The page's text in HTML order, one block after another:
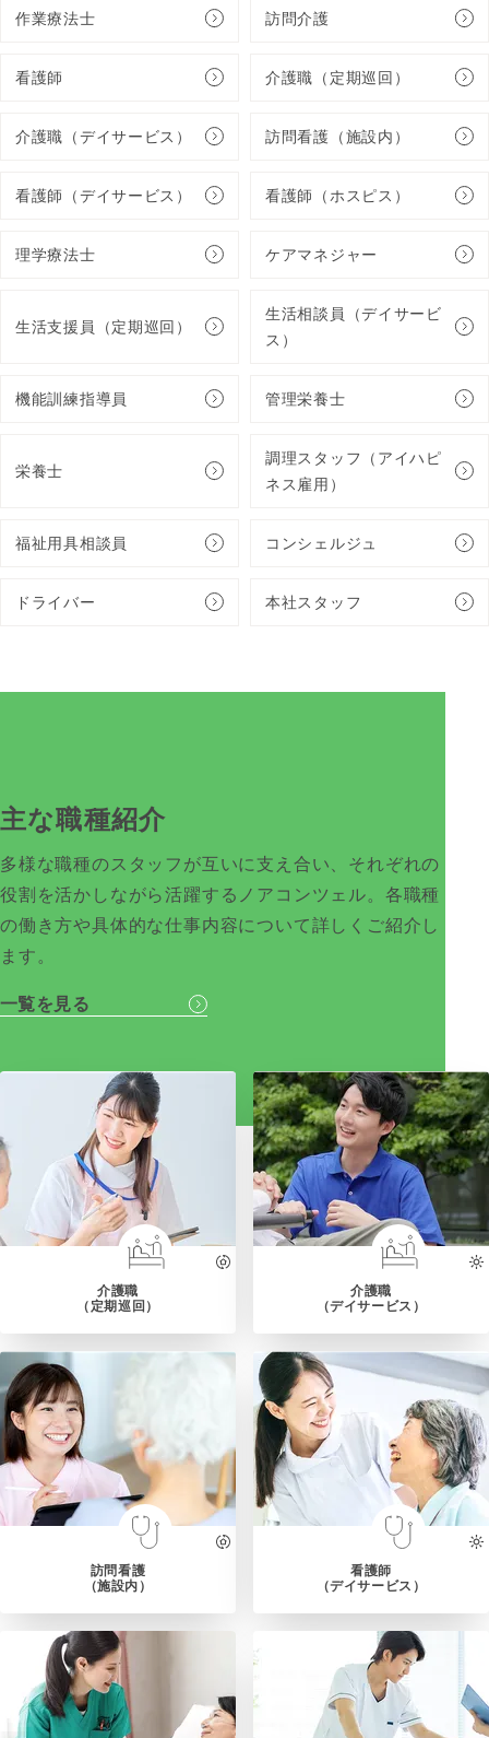
作業療法士 訪問介護
看護師 介護職（定期巡回）
介護職（デイサービス） 訪問看護（施設内）
看護師（デイサービス） 看護師（ホスピス）
理学療法士 ケアマネジャー
生活支援員（定期巡回）
生活相談員（デイサービ
ス）
機能訓練指導員 管理栄養士
栄養士
調理スタッフ（アイハピ
ネス雇用）
福祉用具相談員 コンシェルジュ
ドライバー 本社スタッフ
主な職種紹介
多様な職種のスタッフが互いに支え合い、それぞれの
役割を活かしながら活躍するノアコンツェル。各職種
の働き方や具体的な仕事内容について詳しくご紹介し
ます。
一覧を見る
介護職
（定期巡回）
介護職
（デイサービス）
訪問看護
（施設内）
看護師
（デイサービス）